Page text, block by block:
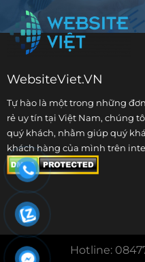
WebsiteViet.VN
Tự hào là một trong những
rẻuy tín tại Việt Nam, chúng
quý khách, nhằm giúp quý
khách hàng của mình trên
Hotline: